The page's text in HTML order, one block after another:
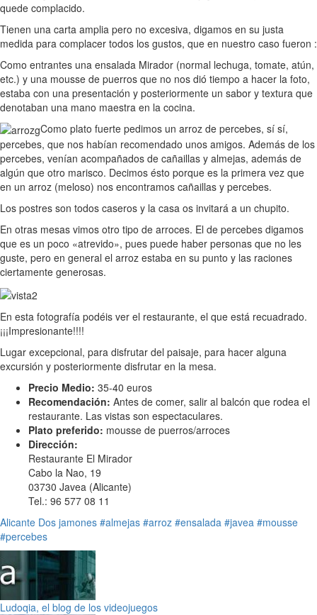
quede complacido.
Tienen una carta amplia pero no excesiva, digamos en su justa
medida para complacer todos los gustos, que en nuestro caso fueron :
Como entrantes una ensalada Mirador (normal lechuga, tomate, atún,
etc.) y una mousse de puerros que no nos dió tiempo a hacer la foto,
estaba con una presentación y posteriormente un sabor y textura que
denotaban una mano maestra en la cocina.
Como plato fuerte pedimos un arroz de percebes, sí sí,
percebes, que nos habían recomendado unos amigos. Además de los
percebes, venían acompañados de cañaillas y almejas, además de
algún que otro marisco. Decimos ésto porque es la primera vez que
en un arroz (meloso) nos encontramos cañaillas y percebes.
Los postres son todos caseros y la casa os invitará a un chupito.
En otras mesas vimos otro tipo de arroces. El de percebes digamos
que es un poco «atrevido», pues puede haber personas que no les
guste, pero en general el arroz estaba en su punto y las raciones
ciertamente generosas.
En esta fotografía podéis ver el restaurante, el que está recuadrado.
¡¡¡Impresionante!!!!
Lugar excepcional, para disfrutar del paisaje, para hacer alguna
excursión y posteriormente disfrutar en la mesa.
Precio Medio: 35-40 euros
Recomendación: Antes de comer, salir al balcón que rodea el
restaurante. Las vistas son espectaculares.
Plato preferido: mousse de puerros/arroces
Dirección:
Restaurante El Mirador
Cabo la Nao, 19
03730 Javea (Alicante)
Tel.: 96 577 08 11
Alicante Dos jamones #almejas #arroz #ensalada #javea #mousse
#percebes
Ludoqia, el blog de los videojuegos